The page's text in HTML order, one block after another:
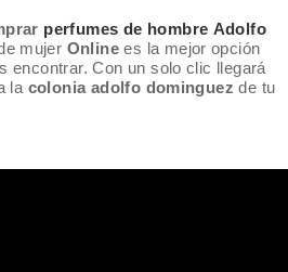
perfumes de hombre Adolfo
mujer Online es la mejor opción
encontrar. Con un solo clic llegará
la colonia adolfo dominguez de tu